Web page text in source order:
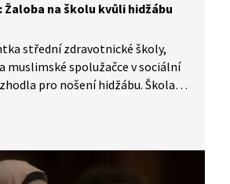
Žaloba na školu kvůli hidžábu
střední zdravotnické školy,
muslimské spolužačce v sociální
pro nošení hidžábu. Škola
školství, čímž ale i omezuje
Muslimská studentka tak
školní řád. I přes pomoc